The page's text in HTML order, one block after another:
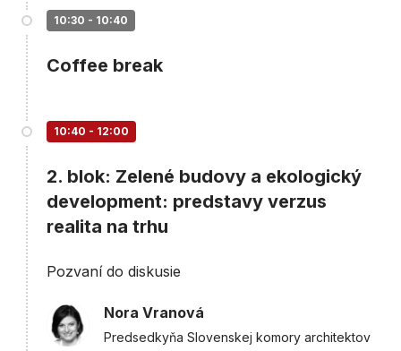
10:30 - 10:40
Coffee break
10:40 - 12:00
2. blok: Zelené budovy a ekologický
development: predstavy verzus
realita na trhu
Pozvaní do diskusie
Nora Vranová
Predsedkyňa Slovenskej komory architektov